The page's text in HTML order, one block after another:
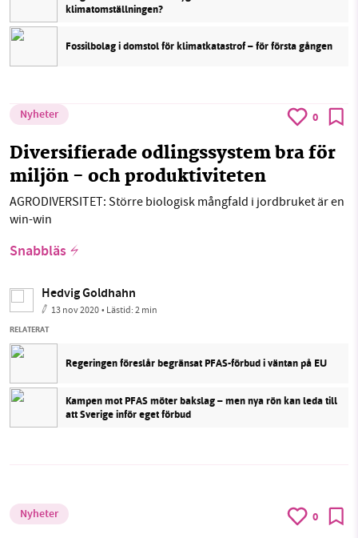
klimatomställningen?
Fossilbolag i domstol för klimatkatastrof – för första gången
Nyheter 0
Diversifierade odlingssystem bra för
miljön - och produktiviteten
AGRODIVERSITET: Större biologisk mångfald i jordbruket är en
win-win
Snabbläs
Hedvig Goldhahn
13 nov 2020• Lästid:2 min
RELATERAT
Regeringen föreslår begränsat PFAS-förbud i väntan på EU
Kampen mot PFAS möter bakslag – men nya rön kan leda till
att Sverige inför eget förbud
Nyheter 0